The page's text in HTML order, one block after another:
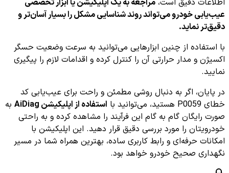
اطلاعات دقیق است، مراجعه به یک اپلیکیشن یا ابزار تخصصی
عیب‌یابی خودرو می‌تواند روند شناسایی مشکل را بسیار آسان‌تر و
دقیق‌تر نماید.
با استفاده از چنین ابزارهایی می‌توانید به سرعت وضعیت حسگر
اکسیژن و مدار حرارتی آن را کنترل کرده و اقدامات لازم را پیگیری
نمایید.
در پایان، اگر به دنبال روشی مطمئن و راحت برای عیب‌یابی کد
خطای P0059 هستید، می‌توانید با
استفاده از اپلیکیشن AiDiag
به
صورت رایگان گام به گام این فرآیند را مشاهده کرده و به راحتی
خودرویتان را مورد بررسی دقیق قرار دهید. این اپلیکیشن با
امکانات حرفه‌ای و رابط کاربری ساده، بهترین همراه شما در مسیر
نگهداری صحیح خودرو خواهد بود.